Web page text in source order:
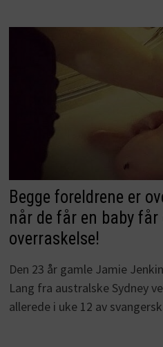
Begge foreldrene er
når de får en baby får
overraskelse!
Den 23 år gamle Jamie
Lang fra australske Sydney
allerede i uke 12 av